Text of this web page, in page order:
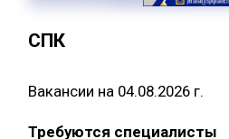
СПК
Вакансии на 04.08.2026 г.
Требуются специалисты